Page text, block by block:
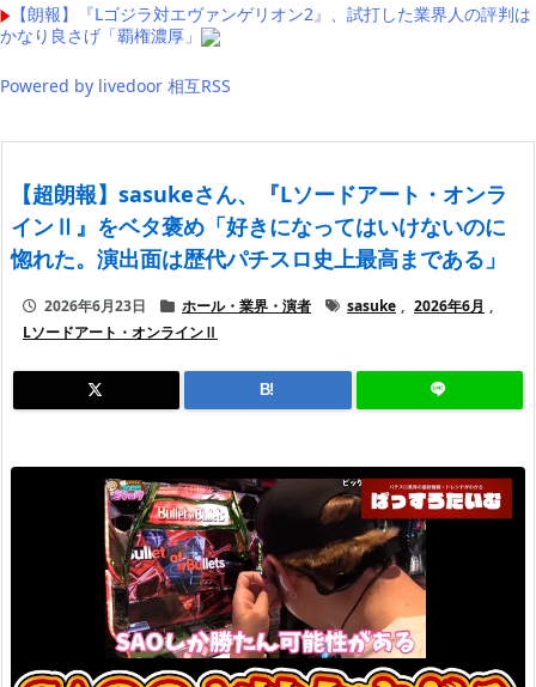
【朗報】『Lゴジラ対エヴァンゲリオン2』、試打した業界人の評判は
かなり良さげ「覇権濃厚」
Powered by livedoor 相互RSS
【超朗報】sasukeさん、『Lソードアート・オンラ
インⅡ』をベタ褒め「好きになってはいけないのに
惚れた。演出面は歴代パチスロ史上最高まである」
2026年6月23日 ホール・業界・演者 sasuke , 2026年6月 ,
Lソードアート・オンラインⅡ
B!